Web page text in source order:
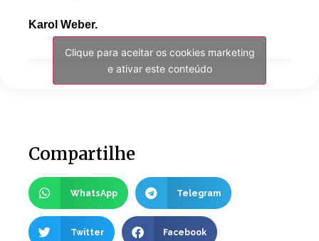
Karol Weber.
Clique para aceitar os cookies marketing
e ativar este conteúdo
Compartilhe
WhatsApp Telegram
Twitter Facebook